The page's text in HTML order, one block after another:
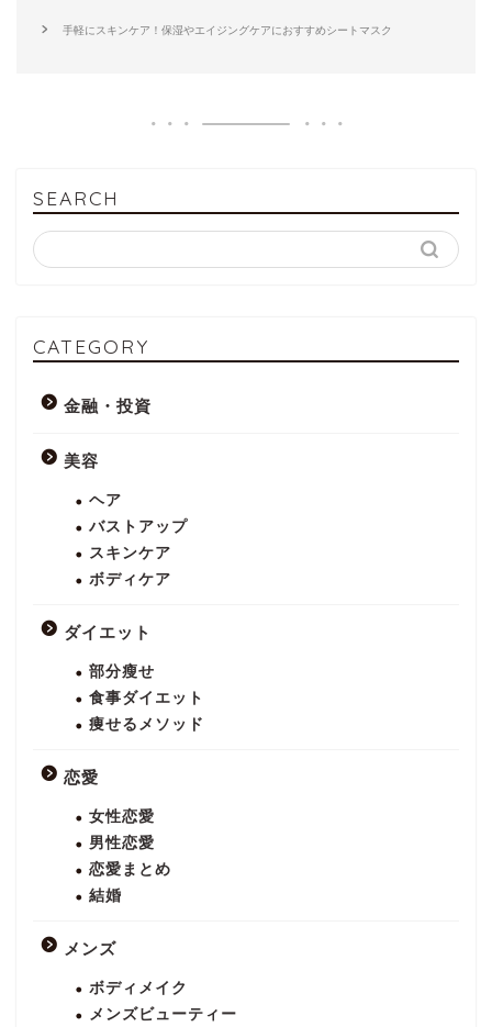
手軽にスキンケア！保湿やエイジングケアにおすすめシートマスク
SEARCH
CATEGORY
金融・投資
美容
ヘア
バストアップ
スキンケア
ボディケア
ダイエット
部分瘦せ
食事ダイエット
痩せるメソッド
恋愛
女性恋愛
男性恋愛
恋愛まとめ
結婚
メンズ
ボディメイク
メンズビューティー